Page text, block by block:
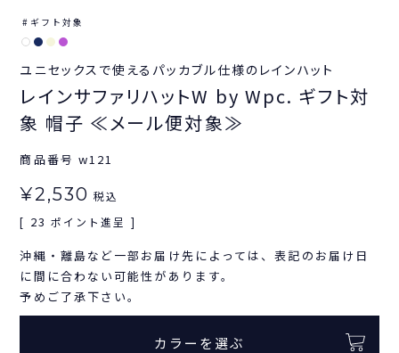
ギフト対象
ユニセックスで使えるパッカブル仕様のレインハット
レインサファリハットW by Wpc. ギフト対
象 帽子 ≪メール便対象≫
商品番号 w121
¥2,530 税込
[ 23 ポイント進呈 ]
沖縄・離島など一部お届け先によっては、表記のお届け日
に間に合わない可能性があります。
予めご了承下さい。
カラーを選ぶ